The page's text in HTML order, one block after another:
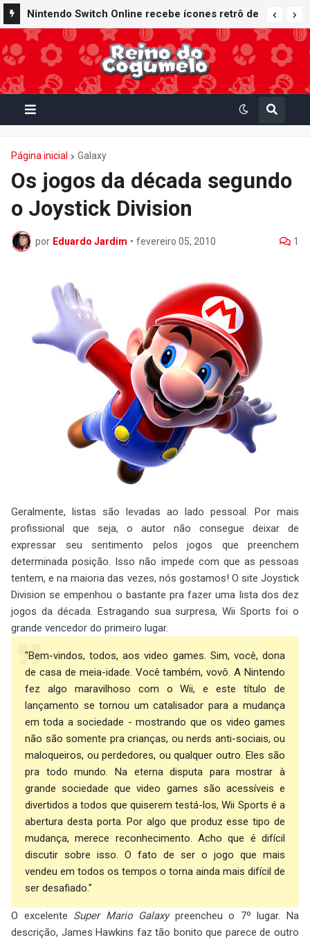
Nintendo Switch Online recebe ícones retrô de
Mario Paint (SNES) e Mario Kart: Super Circuit
(GBA)
Página inicial Galaxy
Os jogos da década segundo
o Joystick Division
por Eduardo Jardim • fevereiro 05, 2010 1
Geralmente, listas são levadas ao lado pessoal. Por mais
profissional que seja, o autor não consegue deixar de
expressar seu sentimento pelos jogos que preenchem
determinada posição. Isso não impede com que as pessoas
tentem, e na maioria das vezes, nós gostamos! O site Joystick
Division se empenhou o bastante pra fazer uma lista dos dez
jogos da década. Estragando sua surpresa, Wii Sports foi o
grande vencedor do primeiro lugar.
"Bem-vindos, todos, aos video games. Sim, você, dona
de casa de meia-idade. Você também, vovô. A Nintendo
fez algo maravilhoso com o Wii, e este título de
lançamento se tornou um catalisador para a mudança
em toda a sociedade - mostrando que os video games
não são somente pra crianças, ou nerds anti-sociais, ou
maloqueiros, ou perdedores, ou qualquer outro. Eles são
pra todo mundo. Na eterna disputa para mostrar à
grande sociedade que video games são acessíveis e
divertidos a todos que quiserem testá-los, Wii Sports é a
abertura desta porta. Por algo que produz esse tipo de
mudança, merece reconhecimento. Acho que é difícil
discutir sobre isso. O fato de ser o jogo que mais
vendeu em todos os tempos o torna ainda mais difícil de
ser desafiado."
O excelente Super Mario Galaxypreencheu o 7º lugar. Na
descrição, James Hawkins faz tão bonito que parece de outro